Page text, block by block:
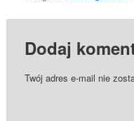
Dodaj
Twój adres e-mail nie